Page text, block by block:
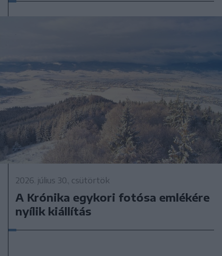
2026. július 30., csütörtök
A Krónika egykori fotósa emlékére
nyílik kiállítás